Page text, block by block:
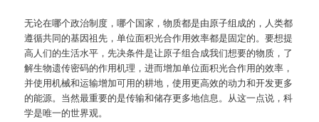
无论在哪个政治制度，哪个国家，物质都是由原子组成的，人类都
遵循共同的基因祖先，单位面积光合作用效率都是固定的。要想提
高人们的生活水平，先决条件是让原子组合成我们想要的物质，了
解生物遗传密码的作用机理，进而增加单位面积光合作用的效率，
并使用机械和运输增加可用的耕地，使用更高效的动力和开发更多
的能源。当然最重要的是传输和储存更多地信息。从这一点说，科
学是唯一的世界观。